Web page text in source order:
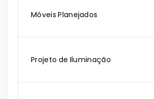
Móveis Planejados
Projeto de Iluminação